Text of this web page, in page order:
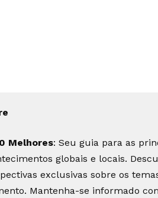
Melhores: Seu guia para as
globais e locais.
exclusivas sobre os
Mantenha-se informado